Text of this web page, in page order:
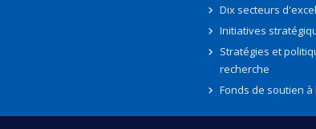
Dix secteurs
Initiatives
Stratégies et
recherche
Fonds de soutien